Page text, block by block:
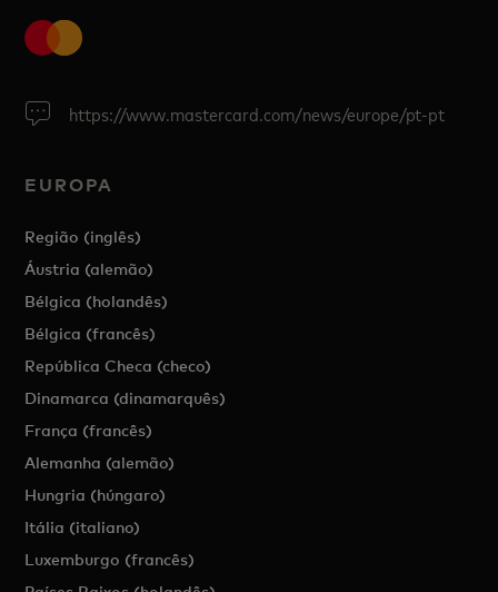
https://www.mastercard.com/news/europe/pt-pt
EUROPA
Região (inglês)
Áustria (alemão)
Bélgica (holandês)
Bélgica (francês)
República Checa (checo)
Dinamarca (dinamarquês)
França (francês)
Alemanha (alemão)
Hungria (húngaro)
Itália (italiano)
Luxemburgo (francês)